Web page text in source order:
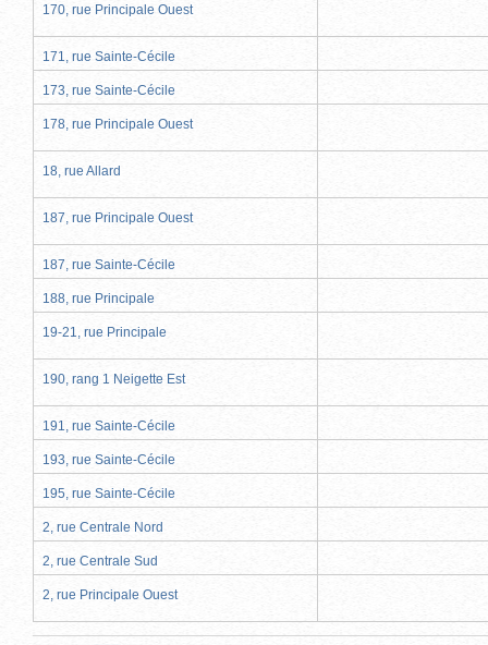
170, rue Principale Ouest
171, rue Sainte-Cécile
173, rue Sainte-Cécile
178, rue Principale Ouest
18, rue Allard
187, rue Principale Ouest
187, rue Sainte-Cécile
188, rue Principale
19-21, rue Principale
190, rang 1 Neigette Est
191, rue Sainte-Cécile
193, rue Sainte-Cécile
195, rue Sainte-Cécile
2, rue Centrale Nord
2, rue Centrale Sud
2, rue Principale Ouest